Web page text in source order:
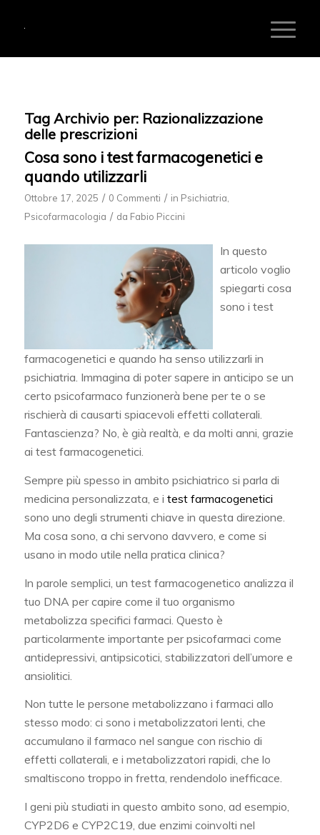
Tag Archivio per: Razionalizzazione
delle prescrizioni
Cosa sono i test farmacogenetici e
quando utilizzarli
Ottobre 17, 2025 / 0 Commenti / in Psichiatria
Psicofarmacologia / da Fabio Piccini
In questo
articolo voglio
spiegarti cosa
sono i test
farmacogenetici e quando ha senso utilizzarli in
psichiatria. Immagina di poter sapere in anticipo se un
certo psicofarmaco funzionerà bene per te o se
rischierà di causarti spiacevoli effetti collaterali.
Fantascienza? No, è già realtà, e da molti anni, grazie
ai test farmacogenetici.
Sempre più spesso in ambito psichiatrico si parla di
medicina personalizzata, e i test farmacogenetici
sono uno degli strumenti chiave in questa direzione.
Ma cosa sono, a chi servono davvero, e come si
usano in modo utile nella pratica clinica?
In parole semplici, un test farmacogenetico analizza il
tuo DNA per capire come il tuo organismo
metabolizza specifici farmaci. Questo è
particolarmente importante per psicofarmaci come
antidepressivi, antipsicotici, stabilizzatori dell’umore e
ansiolitici.
Non tutte le persone metabolizzano i farmaci allo
stesso modo: ci sono i metabolizzatori lenti, che
accumulano il farmaco nel sangue con rischio di
effetti collaterali, e i metabolizzatori rapidi, che lo
smaltiscono troppo in fretta, rendendolo inefficace.
I geni più studiati in questo ambito sono, ad esempio,
CYP2D6 e CYP2C19, due enzimi coinvolti nel